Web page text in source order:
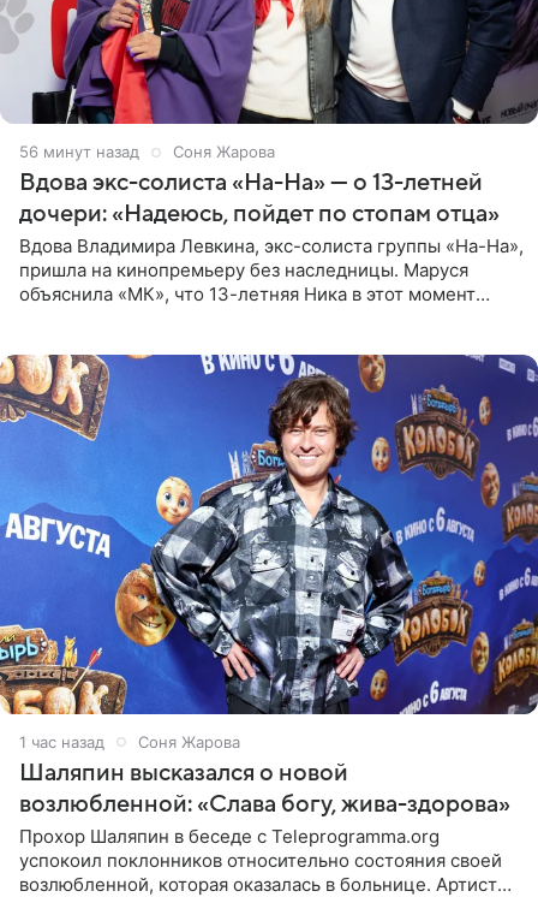
56 минут назад Соня Жарова
Вдова экс-солиста «На-На» — о 13-летней
дочери: «Надеюсь, пойдет по стопам отца»
Вдова Владимира Левкина, экс-солиста группы «На-На»,
пришла на кинопремьеру без наследницы. Маруся
объяснила «МК», что 13-летняя Ника в этот момент
1 час назад Соня Жарова
Шаляпин высказался о новой
возлюбленной: «Слава богу, жива-здорова»
Прохор Шаляпин в беседе с Teleprogramma.org
успокоил поклонников относительно состояния своей
возлюбленной, которая оказалась в больнице. Артист